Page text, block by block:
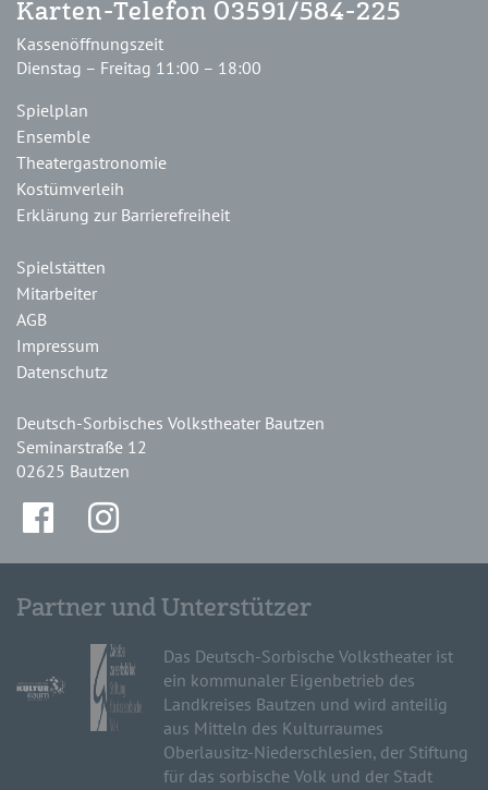
Karten-Telefon 03591/584-225
Kassenöffnungszeit
Dienstag – Freitag 11:00 – 18:00
Spielplan
Ensemble
Theatergastronomie
Kostümverleih
Erklärung zur Barrierefreiheit
Spielstätten
Mitarbeiter
AGB
Impressum
Datenschutz
Deutsch-Sorbisches Volkstheater Bautzen
Seminarstraße 12
02625 Bautzen
Partner und Unterstützer
Das Deutsch-Sorbische Volkstheater ist
ein kommunaler Eigenbetrieb des
Landkreises Bautzen und wird anteilig
aus Mitteln des Kulturraumes
Oberlausitz-Niederschlesien, der Stiftung
für das sorbische Volk und der Stadt